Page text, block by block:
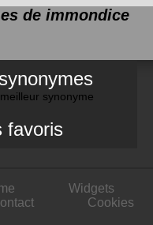
de immondice
synonyme
favoris
Widgets
Cookies